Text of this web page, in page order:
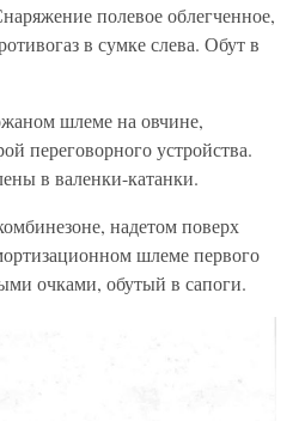
полевое облегченное,
в сумке слева. Обут в
шлеме на овчине,
переговорного устройства.
в валенки-катанки.
надетом поверх
шлеме первого
очками, обутый в сапоги.